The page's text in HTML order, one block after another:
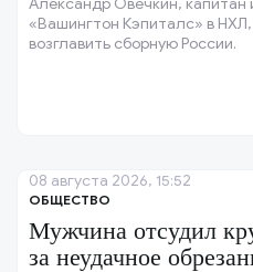
Александр Овечкин,
«Вашингтон Кэпиталс» в
возглавить сборную России.
ОБЩЕСТВО
Мужчина отсудил
за неудачное
08 августа 2026, 15:52